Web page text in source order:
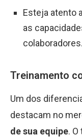
Esteja atento
as
colaboradores.
Treinamento
Um dos
destacam no
de sua equipe.